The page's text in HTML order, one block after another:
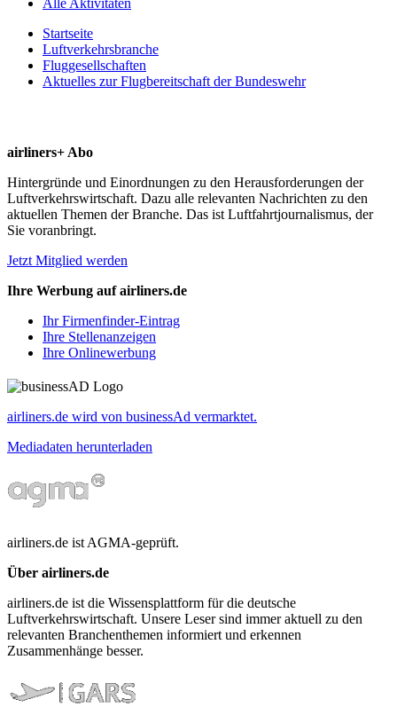
Startseite
Luftverkehrsbranche
Fluggesellschaften
Aktuelles zur Flugbereitschaft der Bundeswehr
airliners+ Abo
Hintergründe und Einordnungen zu den Herausforderungen der
Luftverkehrswirtschaft. Dazu alle relevanten Nachrichten zu den
aktuellen Themen der Branche. Das ist Luftfahrtjournalismus, der
Sie voranbringt.
Jetzt Mitglied werden
Ihre Werbung auf airliners.de
Ihr Firmenfinder-Eintrag
Ihre Stellenanzeigen
Ihre Onlinewerbung
airliners.de wird von businessAd vermarktet.
Mediadaten herunterladen
airliners.de ist AGMA-geprüft.
Über airliners.de
airliners.de ist die Wissensplattform für die deutsche
Luftverkehrswirtschaft. Unsere Leser sind immer aktuell zu den
relevanten Branchenthemen informiert und erkennen
Zusammenhänge besser.